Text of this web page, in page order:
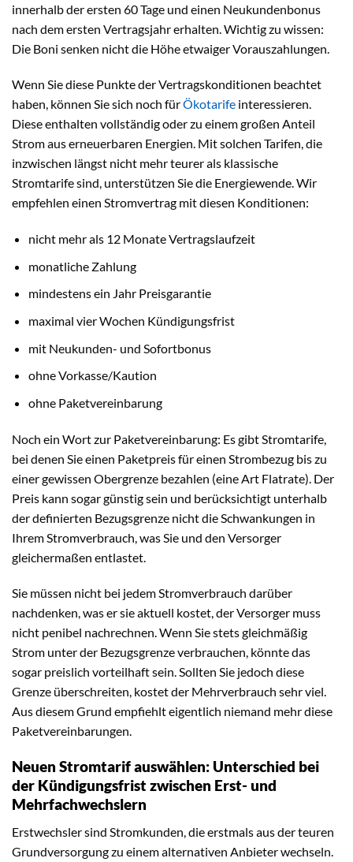
innerhalb der ersten 60 Tage und einen Neukundenbonus
nach dem ersten Vertragsjahr erhalten. Wichtig zu wissen:
Die Boni senken nicht die Höhe etwaiger Vorauszahlungen.
Wenn Sie diese Punkte der Vertragskonditionen beachtet
haben, können Sie sich noch fürÖkotarife interessieren.
Diese enthalten vollständig oder zu einem großen Anteil
Strom aus erneuerbaren Energien. Mit solchen Tarifen, die
inzwischen längst nicht mehr teurer als klassische
Stromtarife sind, unterstützen Sie die Energiewende. Wir
empfehlen einen Stromvertrag mit diesen Konditionen:
nicht mehr als 12 Monate Vertragslaufzeit
monatliche Zahlung
mindestens ein Jahr Preisgarantie
maximal vier Wochen Kündigungsfrist
mit Neukunden- und Sofortbonus
ohne Vorkasse/Kaution
ohne Paketvereinbarung
Noch ein Wort zur Paketvereinbarung: Es gibt Stromtarife,
bei denen Sie einen Paketpreis für einen Strombezug bis zu
einer gewissen Obergrenze bezahlen (eine Art Flatrate). Der
Preis kann sogar günstig sein und berücksichtigt unterhalb
der definierten Bezugsgrenze nicht die Schwankungen in
Ihrem Stromverbrauch, was Sie und den Versorger
gleichermaßen entlastet.
Sie müssen nicht bei jedem Stromverbrauch darüber
nachdenken, was er sie aktuell kostet, der Versorger muss
nicht penibel nachrechnen. Wenn Sie stets gleichmäßig
Strom unter der Bezugsgrenze verbrauchen, könnte das
sogar preislich vorteilhaft sein. Sollten Sie jedoch diese
Grenze überschreiten, kostet der Mehrverbrauch sehr viel.
Aus diesem Grund empfiehlt eigentlich niemand mehr diese
Paketvereinbarungen.
Neuen Stromtarif auswählen: Unterschied bei
der Kündigungsfrist zwischen Erst- und
Mehrfachwechslern
Erstwechsler sind Stromkunden, die erstmals aus der teuren
Grundversorgung zu einem alternativen Anbieter wechseln.